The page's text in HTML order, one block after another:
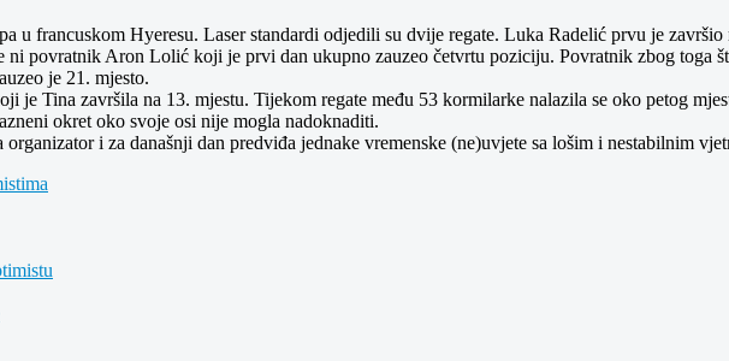
u francuskom Hyeresu. Laser standardi odjedili su dvije regate. Luka Radelić prvu je
povratnik Aron Lolić koji je prvi dan ukupno zauzeo četvrtu poziciju. Povratnik zbog toga
je 21. mjesto.
je Tina završila na 13. mjestu. Tijekom regate među 53 kormilarke nalazila se oko petog
okret oko svoje osi nije mogla nadoknaditi.
i za današnji dan predviđa jednake vremenske (ne)uvjete sa lošim i nestabilnim